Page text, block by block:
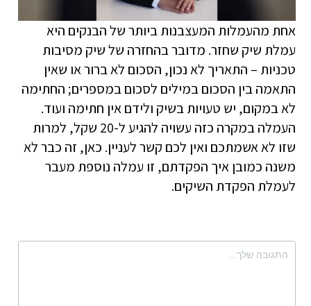
אחת מהעמלות המעצבנות ביותר של הבנקים היא
עמלת שיק שחזר. מדובר בהחזרה של שיק מסיבות
טכניות – התאריך לא נכון, הסכום לא ברור או שאין
התאמה בין הסכום במילים לסכום במספרים; החתימה
לא במקום, יש טעויות בשיק ולידם אין חתימה ועוד.
העמלה במקרה כזה עשויה להגיע ל-20 שקל, למרות
שזו לא אשמתכם ואין לכם קשר לעניין. כאן, זה כבר לא
משנה כמובן איך הפקדתם, זו עמלה נוספת מעבר
לעמלת הפקדת השיקים.